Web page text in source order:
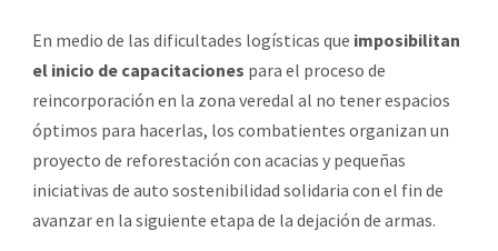
En medio de las dificultades logísticas que imposibilitan
el inicio de capacitaciones para el proceso de
reincorporación en la zona veredal al no tener espacios
óptimos para hacerlas, los combatientes organizan un
proyecto de reforestación con acacias y pequeñas
iniciativas de auto sostenibilidad solidaria con el fin de
avanzar en la siguiente etapa de la dejación de armas.